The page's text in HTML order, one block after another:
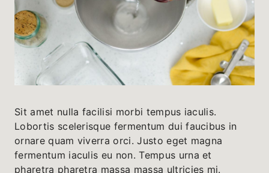
Sit amet nulla facilisi morbi tempus iaculis.
Lobortis scelerisque fermentum dui faucibus in
ornare quam viverra orci. Justo eget magna
fermentum iaculis eu non. Tempus urna et
pharetra pharetra massa massa ultricies mi.